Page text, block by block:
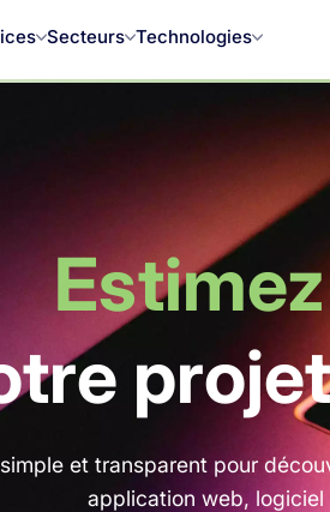
Secteurs Technologies
et transparent pour
application web, logiciel